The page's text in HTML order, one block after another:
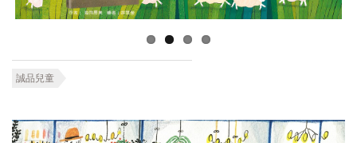
誠品兒童